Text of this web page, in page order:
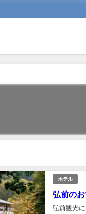
ホテル
弘前のお
弘前観光